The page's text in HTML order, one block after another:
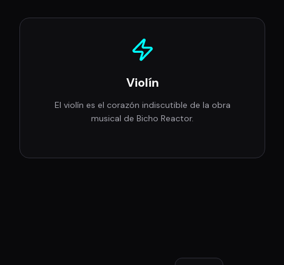
Violín
El violín es el corazón indiscutible de la obra
musical de Bicho Reactor.